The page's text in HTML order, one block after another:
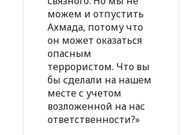
можем и отпустить
Ахмада, потому что
он может оказаться
опасным
террористом. Что вы
бы сделали на нашем
месте с учетом
возложенной на нас
ответственности?»